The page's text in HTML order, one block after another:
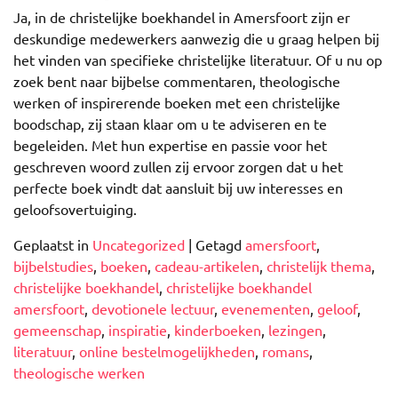
Ja, in de christelijke boekhandel in Amersfoort zijn er
deskundige medewerkers aanwezig die u graag helpen bij
het vinden van specifieke christelijke literatuur. Of u nu op
zoek bent naar bijbelse commentaren, theologische
werken of inspirerende boeken met een christelijke
boodschap, zij staan klaar om u te adviseren en te
begeleiden. Met hun expertise en passie voor het
geschreven woord zullen zij ervoor zorgen dat u het
perfecte boek vindt dat aansluit bij uw interesses en
geloofsovertuiging.
Geplaatst in Uncategorized | Getagd amersfoort,
bijbelstudies, boeken, cadeau-artikelen, christelijk thema,
christelijke boekhandel, christelijke boekhandel
amersfoort, devotionele lectuur, evenementen, geloof,
gemeenschap, inspiratie, kinderboeken, lezingen,
literatuur, online bestelmogelijkheden, romans,
theologische werken